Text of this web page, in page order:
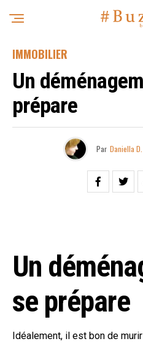
IMMOBILIER
Un
prépare
Par Daniella D.
Un
se prépare
Idéalement, il est bon de